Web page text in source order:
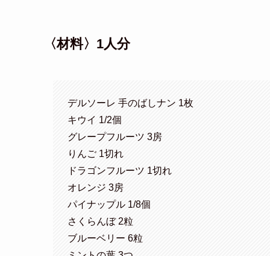
〈材料〉1人分
デルソーレ 手のばしナン 1枚
キウイ 1/2個
グレープフルーツ 3房
りんご 1切れ
ドラゴンフルーツ 1切れ
オレンジ 3房
パイナップル 1/8個
さくらんぼ 2粒
ブルーベリー 6粒